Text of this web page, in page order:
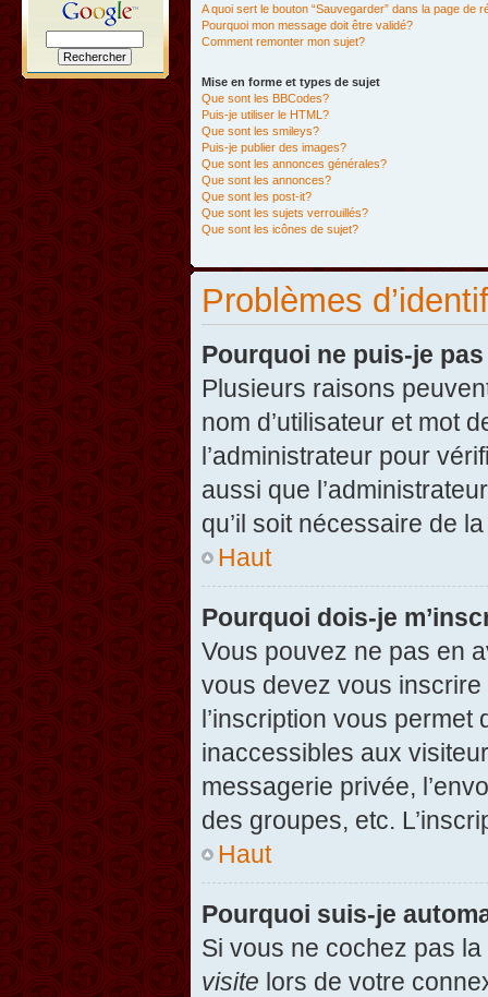
A quoi sert le bouton “Sauvegarder” dans la page de
Pourquoi mon message doit être validé?
Comment remonter mon sujet?
Mise en forme et types de sujet
Que sont les BBCodes?
Puis-je utiliser le HTML?
Que sont les smileys?
Puis-je publier des images?
Que sont les annonces générales?
Que sont les annonces?
Que sont les post-it?
Que sont les sujets verrouillés?
Que sont les icônes de sujet?
Problèmes
Pourquoi ne puis-je
Plusieurs raisons
nom d’utilisateur et mot
l’administrateur pour
aussi que
qu’il soit nécessaire de
Haut
Pourquoi dois-je
Vous pouvez ne pas en
vous devez vous
l’inscription vous
inaccessibles aux
messagerie privée,
des groupes, etc.
Haut
Pourquoi suis-je
Si vous ne cochez pas
visite lors de votre